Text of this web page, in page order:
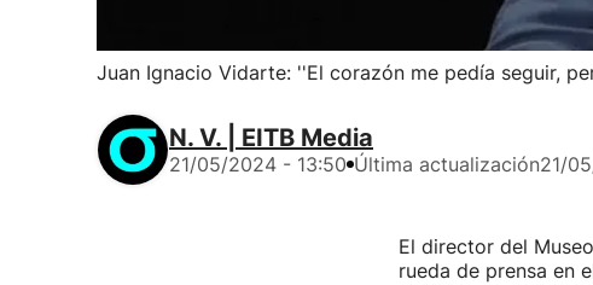
Juan Ignacio Vidarte: ''El corazón me pedía seguir,
N. V. | EITB Media
21/05/2024 - 13:50 Última actualización21/
El director del
rueda de prensa en